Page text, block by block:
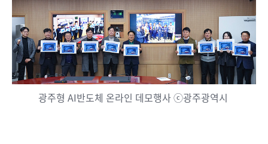
광주형 AI반도체 온라인 데모행사 ⓒ광주광역시